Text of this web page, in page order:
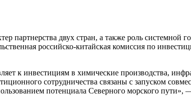
партнерства двух стран, а также роль
российско-китайская комиссия по
к инвестициям в химические производства,
сотрудничества связаны с запуском
потенциала Северного морского